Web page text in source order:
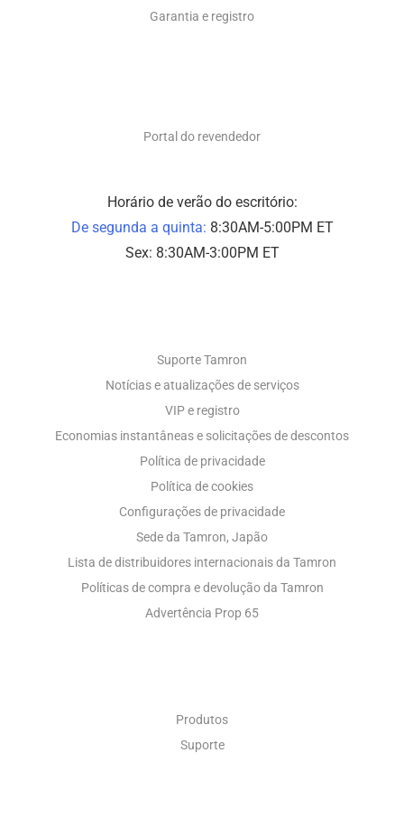
Garantia e registro
Portal do revendedor
Horário de verão do escritório:
De segunda a quinta: 8:30AM-5:00PM ET
Sex: 8:30AM-3:00PM ET
Suporte Tamron
Notícias e atualizações de serviços
VIP e registro
Economias instantâneas e solicitações de descontos
Política de privacidade
Política de cookies
Configurações de privacidade
Sede da Tamron, Japão
Lista de distribuidores internacionais da Tamron
Políticas de compra e devolução da Tamron
Advertência Prop 65
Produtos
Suporte